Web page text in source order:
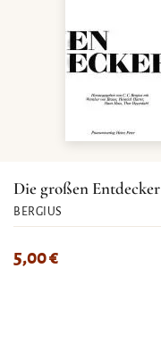
Die großen Entdecker
BERGIUS
5,00€